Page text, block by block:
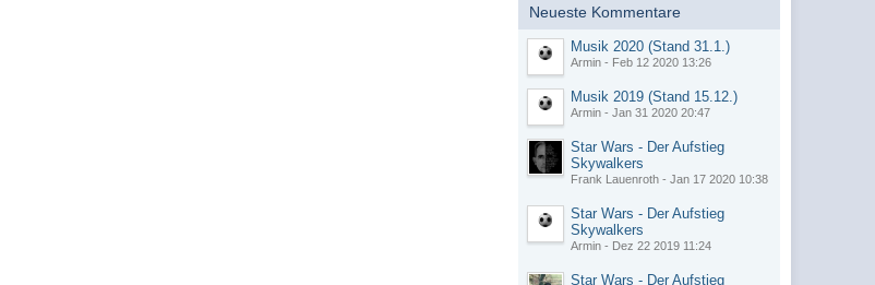
Neueste Kommentare
Musik 2020 (Stand 31.1.)
Armin - Feb 12 2020 13:26
Musik 2019 (Stand 15.12.)
Armin - Jan 31 2020 20:47
Star Wars - Der Aufstieg
Skywalkers
Frank Lauenroth - Jan 17 2020 10:38
Star Wars - Der Aufstieg
Skywalkers
Armin - Dez 22 2019 11:24
Star Wars - Der Aufstieg